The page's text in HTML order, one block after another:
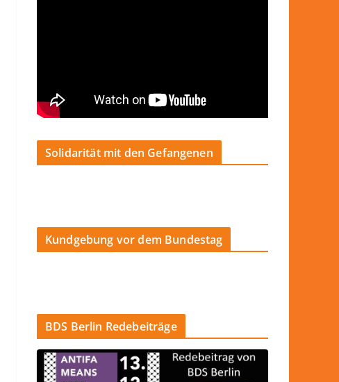
Solidarität mit den Gefangenen
Kundgebung vor dem Bundestag
BDS Berlin Redebeiträge